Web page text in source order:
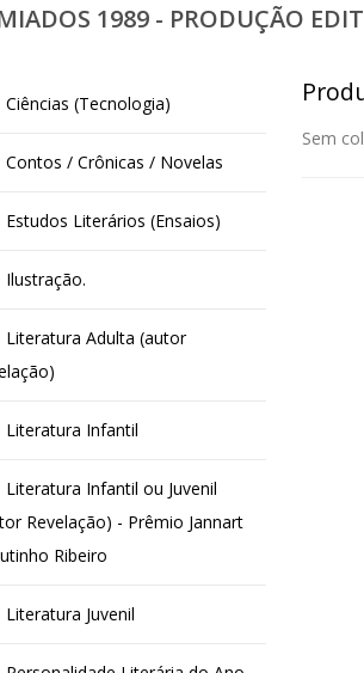
1989 - PRODUÇÃO
Sem
Ciências (Tecnologia)
Contos / Crônicas / Novelas
Estudos Literários (Ensaios)
Ilustração.
Literatura Adulta (autor
Literatura Infantil
Literatura Infantil ou Juvenil
Revelação) - Prêmio Jannart
Ribeiro
Literatura Juvenil